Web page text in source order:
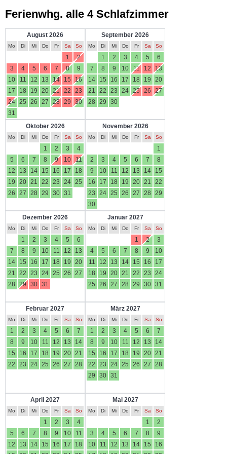
Ferienwhg. alle 4 Schlafzimmer
August 2026
Mo Di Mi Do Fr Sa So
1
2
3
4 5 6 7 8
9
10
11 12 13 14 15
16
17
18 19 20 21 22
23
24 25 26 27 28 29
30
31
September 2026
Mo Di Mi Do Fr Sa So
1 2 3 4 5
6
7
8 9 10 11 12
13
14
15 16 17 18 19
20
21
22 23 24 25 26
27
28
29 30
Oktober 2026
Mo Di Mi Do Fr Sa So
1 2 3
4
5
6 7 8 9 10
11
12
13 14 15 16 17
18
19
20 21 22 23 24 25
26
27 28 29 30 31
November 2026
Mo Di Mi Do Fr Sa So
1
2
3 4 5 6 7
8
9
10 11 12 13 14
15
16
17 18 19 20 21
22
23
24 25 26 27 28
29
30
Dezember 2026
Mo Di Mi Do Fr Sa So
1 2 3 4 5
6
7
8 9 10 11 12
13
14
15 16 17 18 19
20
21
22 23 24 25 26
27
28
29 30 31
Januar 2027
Mo Di Mi Do Fr Sa So
1 2
3
4
5 6 7 8 9
10
11
12 13 14 15 16
17
18
19 20 21 22 23
24
25
26 27 28 29 30 31
Februar 2027
Mo Di Mi Do Fr Sa So
1 2 3 4 5 6
7
8
9 10 11 12 13
14
15
16 17 18 19 20 21
22
23 24 25 26 27 28
März 2027
Mo Di Mi Do Fr Sa So
1 2 3 4 5 6
7
8
9 10 11 12 13
14
15
16 17 18 19 20 21
22
23 24 25 26 27
28
29
30 31
April 2027
Mo Di Mi Do Fr Sa So
1 2 3
4
5
6 7 8 9 10
11
12
13 14 15 16 17
18
Mai 2027
Mo Di Mi Do Fr Sa So
1
2
3
4 5 6 7 8
9
10
11 12 13 14 15
16